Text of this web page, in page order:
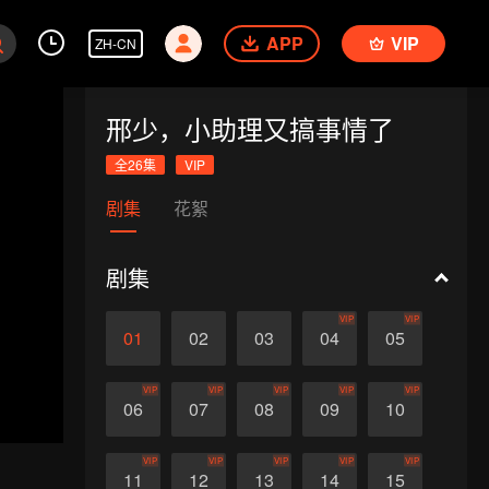
ZH-CN APP VIP
邢少，小助理又搞事情了
全26集 VIP
剧集 花絮
剧集
01 02 03 04
VIP
05
VIP
06
VIP
07
VIP
08
VIP
09
VIP
10
VIP
11
VIP
12
VIP
13
VIP
14
VIP
15
VIP